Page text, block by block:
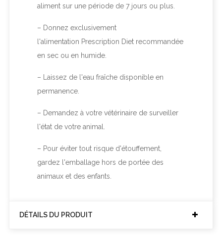
aliment sur une période de 7 jours ou plus.
– Donnez exclusivement
l'alimentation Prescription Diet recommandée
en sec ou en humide.
– Laissez de l'eau fraîche disponible en
permanence.
– Demandez à votre vétérinaire de surveiller
l'état de votre animal.
– Pour éviter tout risque d'étouffement,
gardez l'emballage hors de portée des
animaux et des enfants.
DÉTAILS DU PRODUIT